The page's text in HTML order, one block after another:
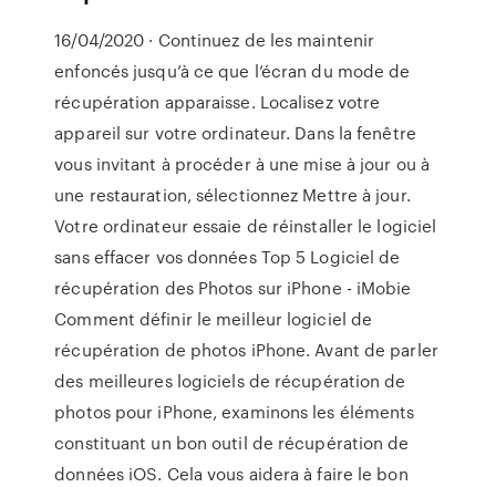
16/04/2020 · Continuez de les maintenir
enfoncés jusqu’à ce que l’écran du mode de
récupération apparaisse. Localisez votre
appareil sur votre ordinateur. Dans la fenêtre
vous invitant à procéder à une mise à jour ou à
une restauration, sélectionnez Mettre à jour.
Votre ordinateur essaie de réinstaller le logiciel
sans effacer vos données Top 5 Logiciel de
récupération des Photos sur iPhone - iMobie
Comment définir le meilleur logiciel de
récupération de photos iPhone. Avant de parler
des meilleures logiciels de récupération de
photos pour iPhone, examinons les éléments
constituant un bon outil de récupération de
données iOS. Cela vous aidera à faire le bon